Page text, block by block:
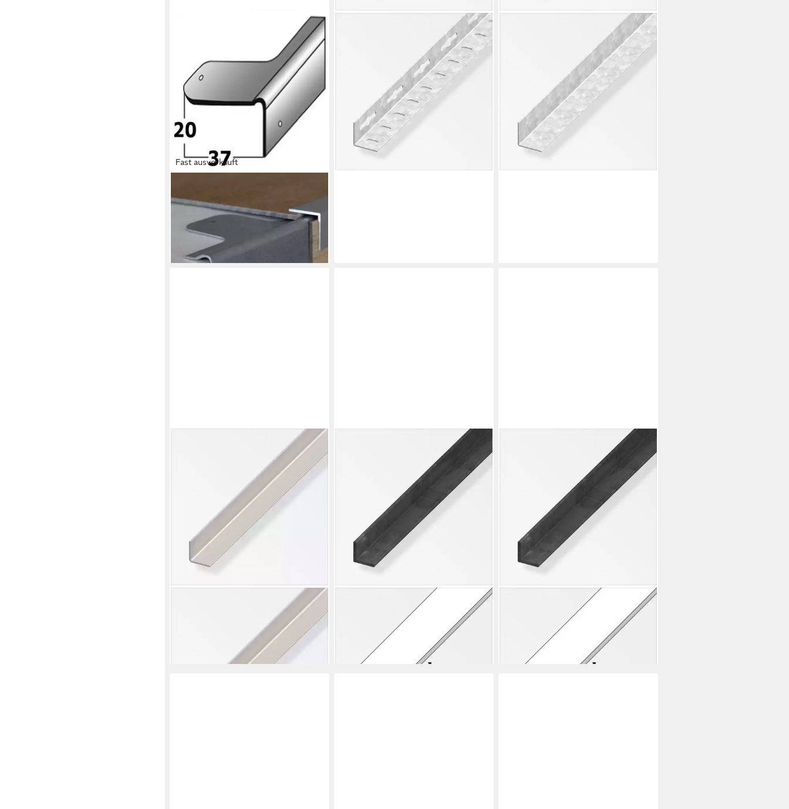
Fast ausverkauft
Winkelprofil Stahl verzinkt, 37 x 20 x
1000 mm, Reparaturwinkel für
Holztreppen
7,15 €
lieferbar in 4 Wochen
Winkelprofil alfer Winkel 1 m, 15.5 x
15.5 mm Stahl verzinkt
lieferbar - in 4-5 Werktagen bei dir
Winkelprofil alfer Winkel 1 m, 15.5 x
15.5 mm Stahl verzinkt
lieferbar - in 4-5 Werktagen bei dir
Winkelprofil alfer Winkel 1 m, 25 x
25 mm Stahl roh natur
lieferbar - in 4-5 Werktagen bei dir
Winkelprofil alfer Winkel 1 m, 40 x
40 mm Stahl roh natur
lieferbar - in 4-5 Werktagen bei dir
Winkelprofil alfer Winkel 1 m, 25 x
25 mm Stahl roh natur
lieferbar - in 4-5 Werktagen bei dir